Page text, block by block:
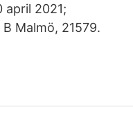
april 2021;
Malmö, 21579.